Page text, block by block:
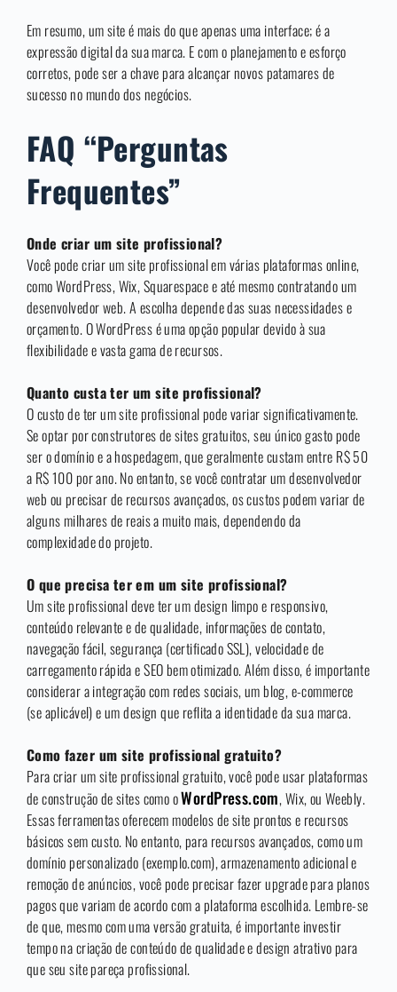
Em resumo, um site é mais do que apenas uma interface; é a
expressão digital da sua marca. E com o planejamento e esforço
corretos, pode ser a chave para alcançar novos patamares de
sucesso no mundo dos negócios.
FAQ “Perguntas
Frequentes”
Onde criar um site profissional?
Você pode criar um site profissional em várias plataformas online,
como WordPress, Wix, Squarespace e até mesmo contratando um
desenvolvedor web. A escolha depende das suas necessidades e
orçamento. O WordPress é uma opção popular devido à sua
flexibilidade e vasta gama de recursos.
Quanto custa ter um site profissional?
O custo de ter um site profissional pode variar significativamente.
Se optar por construtores de sites gratuitos, seu único gasto pode
ser o domínio e a hospedagem, que geralmente custam entre R$ 50
a R$ 100 por ano. No entanto, se você contratar um desenvolvedor
web ou precisar de recursos avançados, os custos podem variar de
alguns milhares de reais a muito mais, dependendo da
complexidade do projeto.
O que precisa ter em um site profissional?
Um site profissional deve ter um design limpo e responsivo,
conteúdo relevante e de qualidade, informações de contato,
navegação fácil, segurança (certificado SSL), velocidade de
carregamento rápida e SEO bem otimizado. Além disso, é importante
considerar a integração com redes sociais, um blog, e-commerce
(se aplicável) e um design que reflita a identidade da sua marca.
Como fazer um site profissional gratuito?
Para criar um site profissional gratuito, você pode usar plataformas
de construção de sites como oWordPress.com, Wix, ou Weebly.
Essas ferramentas oferecem modelos de site prontos e recursos
básicos sem custo. No entanto, para recursos avançados, como um
domínio personalizado (exemplo.com), armazenamento adicional e
remoção de anúncios, você pode precisar fazer upgrade para planos
pagos que variam de acordo com a plataforma escolhida. Lembre-se
de que, mesmo com uma versão gratuita, é importante investir
tempo na criação de conteúdo de qualidade e design atrativo para
que seu site pareça profissional.